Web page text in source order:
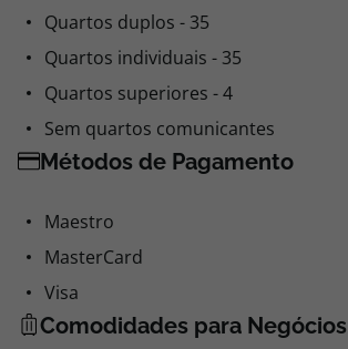
Quartos duplos - 35
Quartos individuais - 35
Quartos superiores - 4
Sem quartos comunicantes
Métodos de Pagamento
Maestro
MasterCard
Visa
Comodidades para Negócios